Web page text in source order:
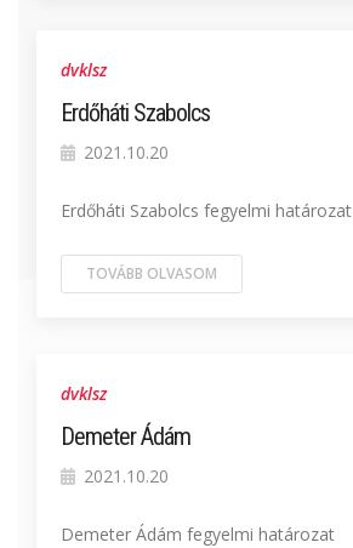
dvklsz
Erdőháti Szabolcs
2021.10.20
Erdőháti Szabolcs fegyelmi határozat
TOVÁBB OLVASOM
dvklsz
Demeter Ádám
2021.10.20
Demeter Ádám fegyelmi határozat